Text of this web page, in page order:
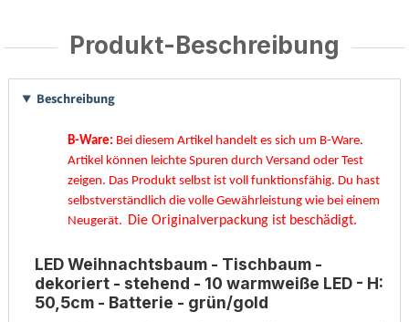
Produkt-Beschreibung
Beschreibung
B-Ware: Bei diesem Artikel handelt es sich um B-Ware.
Artikel können leichte Spuren durch Versand oder Test
zeigen. Das Produkt selbst ist voll funktionsfähig. Du hast
selbstverständlich die volle Gewährleistung wie bei einem
Neugerät. Die Originalverpackung ist beschädigt.
LED Weihnachtsbaum - Tischbaum -
dekoriert - stehend - 10 warmweiße LED - H:
50,5cm - Batterie - grün/gold